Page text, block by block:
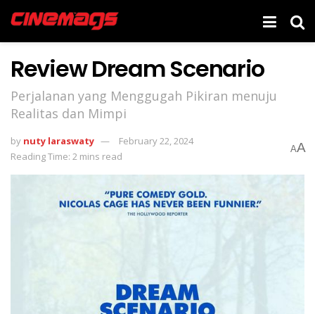
Review Dream Scenario
Perjalanan yang Menggugah Pikiran menuju
Realitas dan Mimpi
by nuty laraswaty
February 22, 2024
Reading Time: 2 mins read
AA